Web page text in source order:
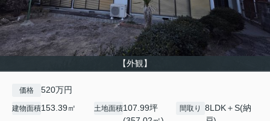
【外観】
価格 520万円
建物面積153.39㎡ 土地面積107.99坪
間取り
8LDK＋S(納